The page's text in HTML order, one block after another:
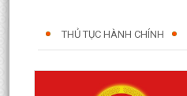
THỦ TỤC HÀNH CHÍNH